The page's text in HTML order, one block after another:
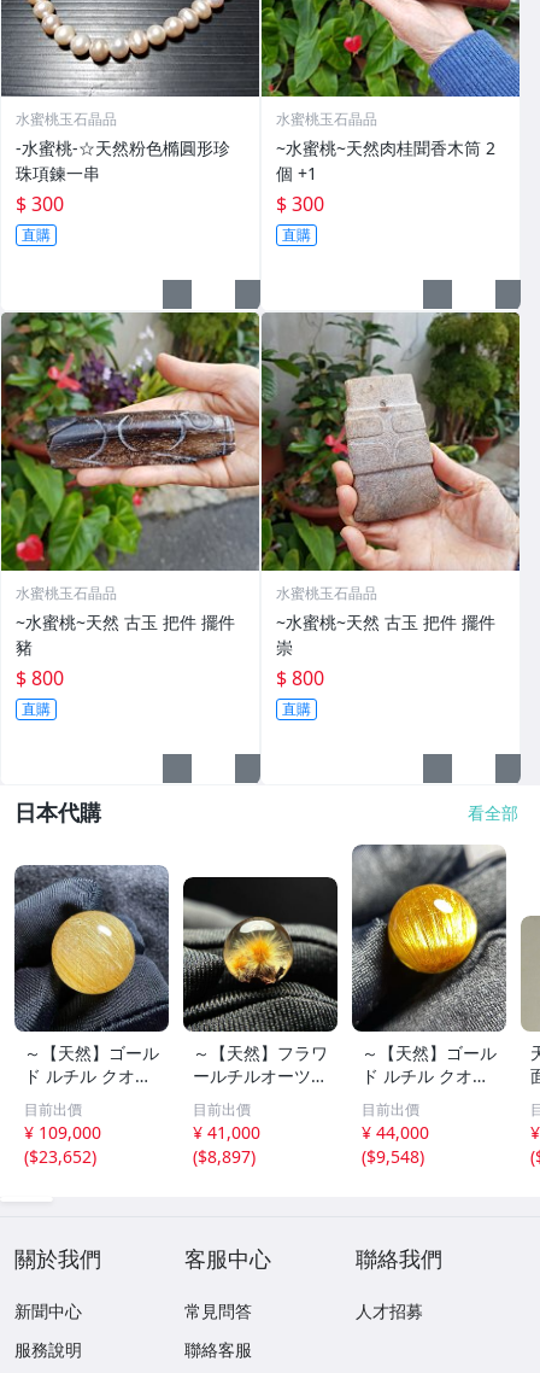
水蜜桃玉石晶品
-水蜜桃-☆天然粉色橢圓形珍
珠項鍊一串
$ 300
直購
水蜜桃玉石晶品
~水蜜桃~天然肉桂聞香木筒 2
個 +1
$ 300
直購
水蜜桃玉石晶品
~水蜜桃~天然 古玉 把件 擺件
豬
$ 800
直購
水蜜桃玉石晶品
~水蜜桃~天然 古玉 把件 擺件
崇
$ 800
直購
日本代購 看全部
～【天然】ゴール
ド ルチル クオー
ツ 丸玉 18.2mm
8.5g
目前出價
¥ 109,000
($23,652)
～【天然】フラワ
ールチルオーツ
丸玉 10.5mm 1.6
g
目前出價
¥ 41,000
($8,897)
～【天然】ゴール
ド ルチル クオー
ツ 丸玉 13.7mm
3.7g
目前出價
¥ 44,000
($9,548)
(
關於我們
新聞中心
服務說明
客服中心
常見問答
聯絡客服
聯絡我們
人才招募